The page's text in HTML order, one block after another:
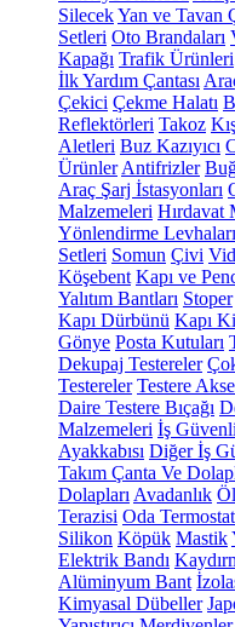
SilecekYan ve Tavan
Setleri Oto Brandaları
Kapağı Trafik Ürünleri
İlk Yardım Çantası
Çekici Çekme Halatı
Reflektörleri Takoz
Aletleri Buz Kazıyıcı
Ürünler Antifrizler
Araç Şarj İstasyonları
Malzemeleri Hırdavat
Yönlendirme Levhaları
Setleri Somun Çivi
Köşebent Kapı ve
Yalıtım Bantları Stoper
Kapı Dürbünü Kapı
Gönye Posta Kutuları
Dekupaj Testereler
Testereler Testere
Daire Testere Bıçağı
Malzemeleri İş
Ayakkabısı Diğer İş
Takım Çanta Ve
Dolapları Avadanlık
Terazisi Oda
Silikon Köpük Mastik
Elektrik Bandı
Alüminyum Bant
Kimyasal Dübeller